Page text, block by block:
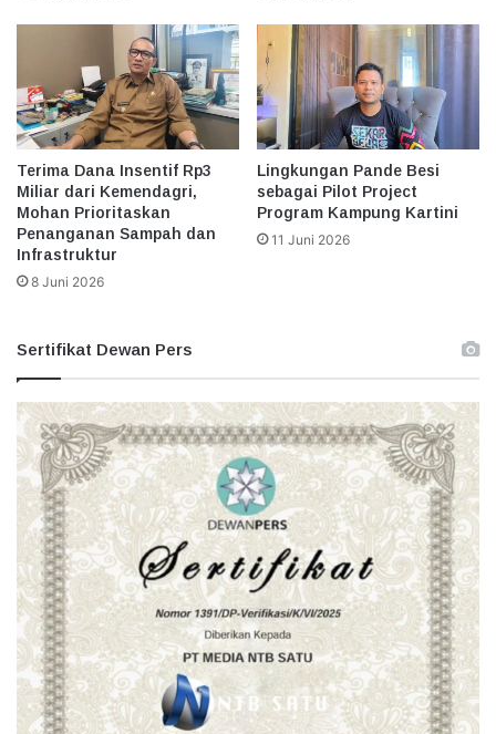
Terima Dana Insentif Rp3
Miliar dari Kemendagri,
Mohan Prioritaskan
Penanganan Sampah dan
Infrastruktur
8 Juni 2026
Lingkungan Pande Besi
sebagai Pilot Project
Program Kampung Kartini
11 Juni 2026
Sertifikat Dewan Pers